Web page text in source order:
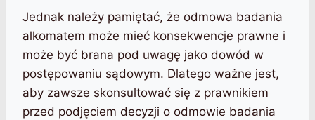
Jednak należy pamiętać, że odmowa badania
alkomatem może mieć konsekwencje prawne i
może być brana pod uwagę jako dowód w
postępowaniu sądowym. Dlatego ważne jest,
aby zawsze skonsultować się z prawnikiem
przed podjęciem decyzji o odmowie badania